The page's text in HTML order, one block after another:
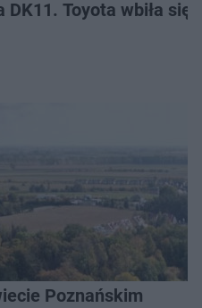
Toyota wbiła się
Poznańskim